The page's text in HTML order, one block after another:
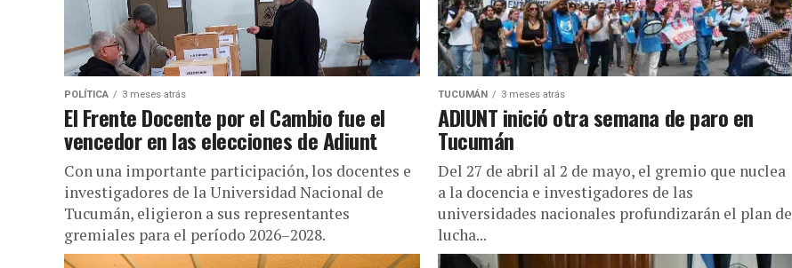
POLÍTICA 3 meses atrás
El Frente Docente por el Cambio fue el
vencedor en las elecciones de Adiunt
Con una importante participación, los docentes e
investigadores de la Universidad Nacional de
Tucumán, eligieron a sus representantes
gremiales para el período 2026–2028.
TUCUMÁN 3 meses atrás
ADIUNT inició otra semana de paro en
Tucumán
Del 27 de abril al 2 de mayo, el gremio que nuclea
a la docencia e investigadores de las
universidades nacionales profundizarán el plan de
lucha...